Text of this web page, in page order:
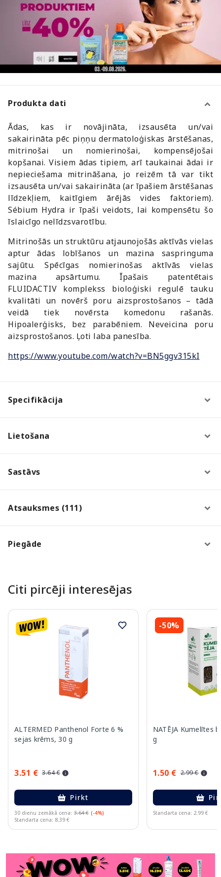
Produkta dati
Ādas, kas ir novājināta, izsausēta un/vai
sakairināta pēc piņņu dermatoloģiskas ārstēšanas,
mitrinošai un nomierinošai, kompensējošai
kopšanai. Visiem ādas tipiem, arī taukainai ādai ir
nepieciešama mitrināšana, jo reizēm tā var tikt
izsausēta un/vai sakairināta (ar īpašiem ārstēšanas
līdzekļiem, kaitīgiem ārējās vides faktoriem).
Sébium Hydra ir īpaši veidots, lai kompensētu šo
īslaicīgo nelīdzsvarotību.
Mitrinošās un struktūru atjaunojošās aktīvās vielas
aptur ādas lobīšanos un mazina saspringuma
sajūtu. Spēcīgas nomierinošas aktīvās vielas
mazina apsārtumu. Īpašais patentētais
FLUIDACTIV komplekss bioloģiski regulē tauku
kvalitāti un novērš poru aizsprostošanos – tādā
veidā tiek novērsta komedonu rašanās.
Hipoalerģisks, bez parabēniem. Neveicina poru
aizsprostošanos. Ļoti laba panesība.
https://www.youtube.com/watch?v=BN5ggv315kI
Specifikācija
Lietošana
Sastāvs
Atsauksmes (111)
Piegāde
Citi pircēji interesējas
ALTERMED Panthenol Forte 6 %
sejas krēms, 30 g
3.51 € 3.64 €
Pirkt
30 dienu zemākā cena: 3.64 € (-4%)
Standarta cena: 8.39 €
-50%
NATĒJA Kumelītes
g
1.50 € 2.99 €
Standarta cena: 2.99 €